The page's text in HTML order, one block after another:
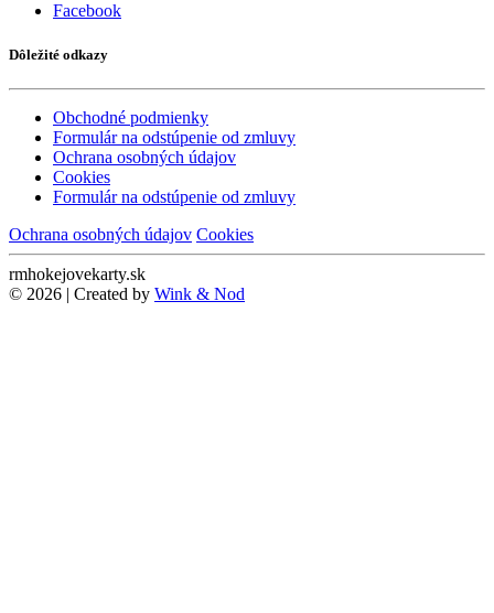
Facebook
Dôležité odkazy
Obchodné podmienky
Formulár na odstúpenie od zmluvy
Ochrana osobných údajov
Cookies
Formulár na odstúpenie od zmluvy
Ochrana osobných údajov Cookies
rmhokejovekarty.sk
© 2026 | Created by Wink & Nod